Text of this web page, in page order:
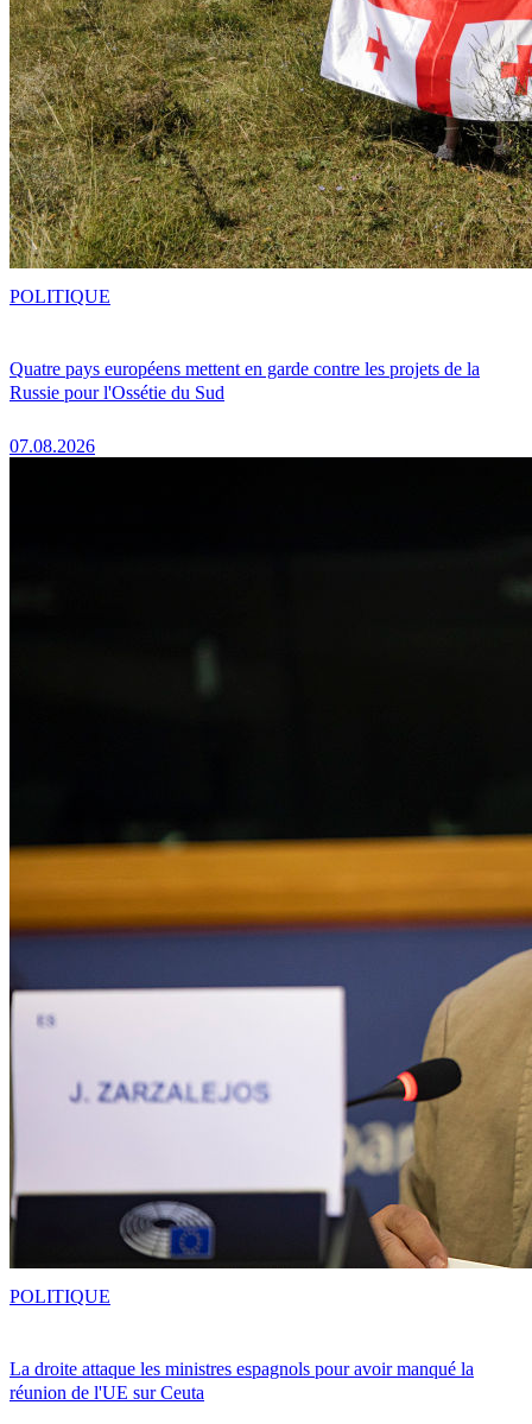
Quatre pays européens mettent en garde contre les projets de la
Russie pour l'Ossétie du Sud
07.08.2026
POLITIQUE
La droite attaque les ministres espagnols pour avoir manqué la
réunion de l'UE sur Ceuta
POLITIQUE